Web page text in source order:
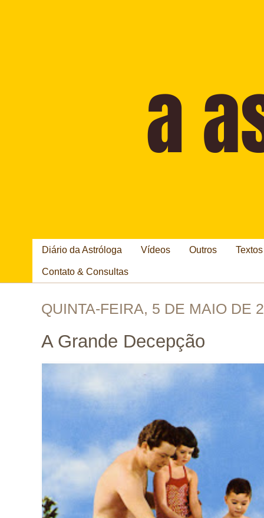
Diário da Astróloga Vídeos Outros
Contato & Consultas
QUINTA-FEIRA, 5 DE MAIO DE
A Grande Decepção